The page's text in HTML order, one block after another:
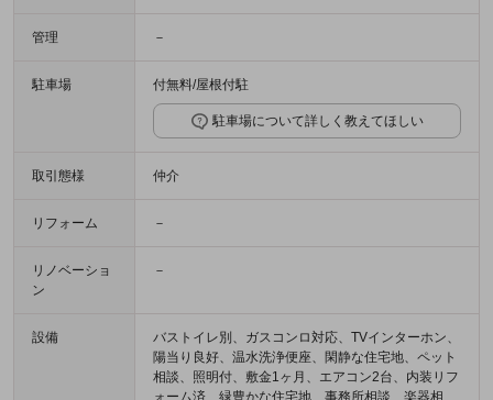
管理 －
駐車場 付無料/屋根付駐
駐車場について詳しく教えてほしい
取引態様 仲介
リフォーム －
リノベーショ
ン
－
設備
バストイレ別、ガスコンロ対応、TVインターホン、
陽当り良好、温水洗浄便座、閑静な住宅地、ペット
相談、照明付、敷金1ヶ月、エアコン2台、内装リフ